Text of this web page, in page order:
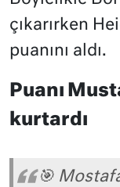
çıkarırken
puanını aldı.
Puanı
kurtardı
🎯